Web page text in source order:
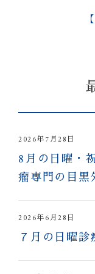
2026年7月28日
8月の日曜・
瘤専門の目黒
2026年6月28日
７月の日曜